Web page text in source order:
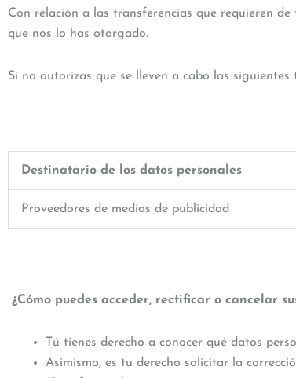
Con relación a las transferencias que requieren
que nos lo has otorgado.
Si no autorizas que se lleven a cabo las
Destinatario de los datos personales
Proveedores de medios de publicidad
¿Cómo puedes acceder, rectificar o cancelar
Tú tienes derecho a conocer qué datos
Asimismo, es tu derecho solicitar la